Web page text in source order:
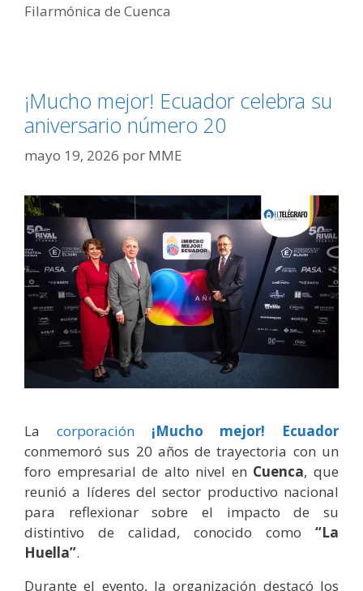
Filarmónica de Cuenca
¡Mucho mejor! Ecuador celebra su
aniversario número 20
mayo 19, 2026 por MME
La corporación ¡Mucho mejor! Ecuador
conmemoró sus 20 años de trayectoria con un
foro empresarial de alto nivel en Cuenca, que
reunió a líderes del sector productivo nacional
para reflexionar sobre el impacto de su
distintivo de calidad, conocido como “La
Huella”.
Durante el evento, la organización destacó los